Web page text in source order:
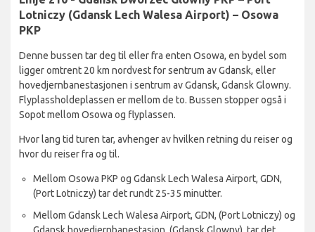
Lotniczy (Gdansk Lech Walesa Airport) – Osowa
PKP
Denne bussen tar deg til eller fra enten Osowa, en bydel som
ligger omtrent 20 km nordvest for sentrum av Gdansk, eller
hovedjernbanestasjonen i sentrum av Gdansk, Gdansk Glowny.
Flyplassholdeplassen er mellom de to. Bussen stopper også i
Sopot mellom Osowa og flyplassen.
Hvor lang tid turen tar, avhenger av hvilken retning du reiser og
hvor du reiser fra og til.
Mellom Osowa PKP og Gdansk Lech Walesa Airport, GDN,
(Port Lotniczy) tar det rundt 25-35 minutter.
Mellom Gdansk Lech Walesa Airport, GDN, (Port Lotniczy) og